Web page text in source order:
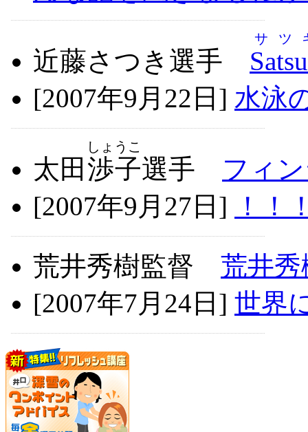
近藤さつき選手
サツ
[2007年9月22日] 水泳
太田 渉子
しょうこ
選手 フィ
[2007年9月27日]
！！
荒井秀樹監督 荒井
[2007年7月24日] 世界